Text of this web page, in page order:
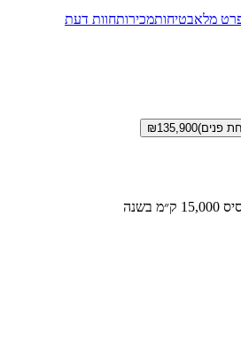
מלאבטיחותמכירותחוות דעת
₪135,900